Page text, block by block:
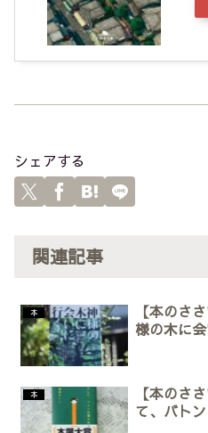
シェアする
関連記事
本
【本のさ
様の木に
本
【本のさ
て、バト